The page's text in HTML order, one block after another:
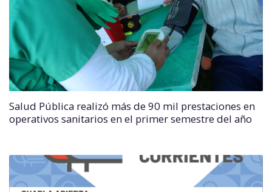
Salud Pública realizó más de 90 mil prestaciones en
operativos sanitarios en el primer semestre del año